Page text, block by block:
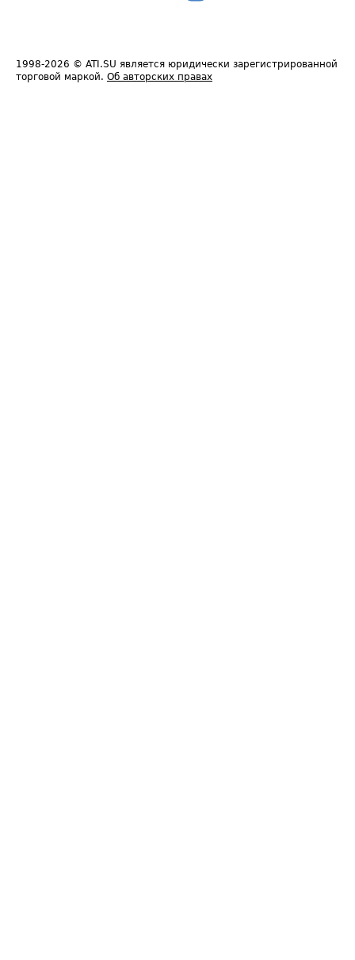
1998-2026 © ATI.SU является юридически зарегистрированной
торговой маркой. Об авторских правах